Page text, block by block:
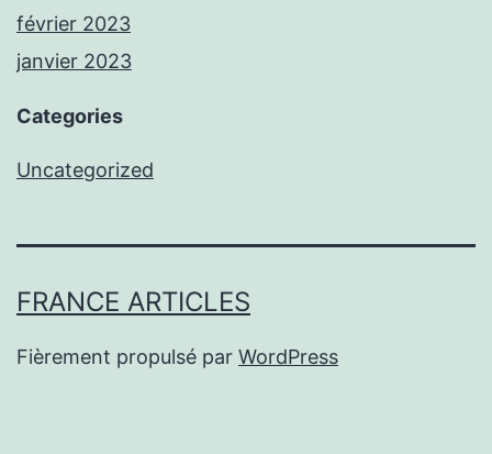
février 2023
janvier 2023
Categories
Uncategorized
FRANCE ARTICLES
Fièrement propulsé par WordPress